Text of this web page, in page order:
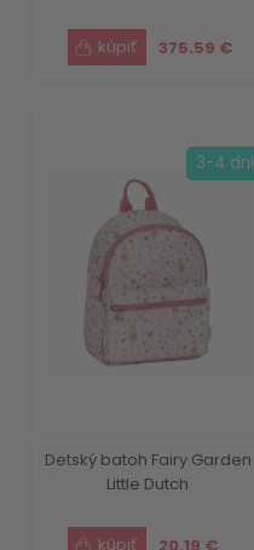
375.59 €
Detský batoh Fairy Garden
Little Dutch
3-4 dni